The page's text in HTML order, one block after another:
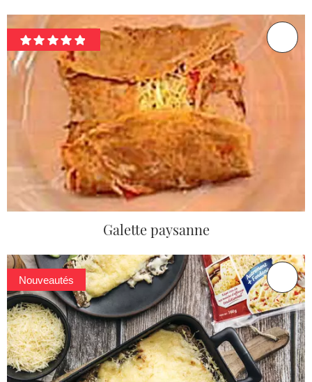
Galette paysanne
Nouveautés